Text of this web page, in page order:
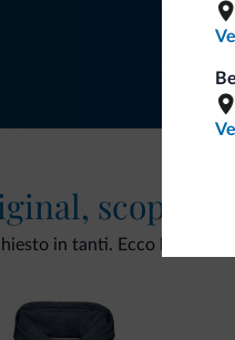
scopri la
in tanti. Ecco la nuova